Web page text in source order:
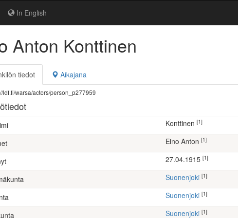
In English
Anton Konttinen
tiedot Aikajana
ldf.fi/warsa/actors/person_p277959
Konttinen [1]
Eino Anton [1]
27.04.1915 [1]
Suonenjoki [1]
Suonenjoki [1]
Suonenjoki [1]